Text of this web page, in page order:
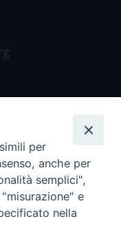
per
anche per
semplici",
e
nella